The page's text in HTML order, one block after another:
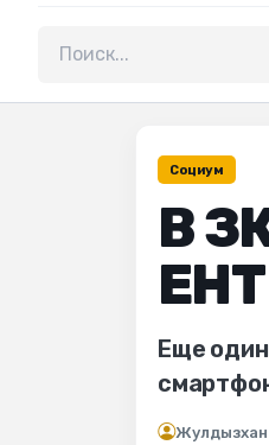
Поиск по сайту
Социум
В
Еще
Жулдызхан